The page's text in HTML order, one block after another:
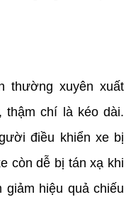
thường xuyên xuất
thậm chí là kéo dài.
điều khiển xe bị
còn dễ bị tán xạ khi
hiệu quả chiếu